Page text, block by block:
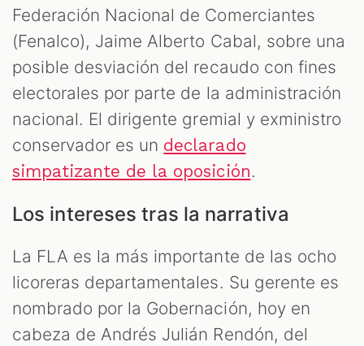
Federación Nacional de Comerciantes
(Fenalco), Jaime Alberto Cabal, sobre una
posible desviación del recaudo con fines
electorales por parte de la administración
nacional. El dirigente gremial y exministro
conservador es un declarado
simpatizante de la oposición.
Los intereses tras la narrativa
La FLA es la más importante de las ocho
licoreras departamentales. Su gerente es
nombrado por la Gobernación, hoy en
cabeza de Andrés Julián Rendón, del